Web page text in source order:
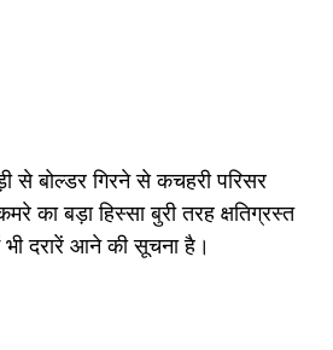
से बोल्डर गिरने से कचहरी परिसर
का बड़ा हिस्सा बुरी तरह क्षतिग्रस्त
भी दरारें आने की सूचना है।